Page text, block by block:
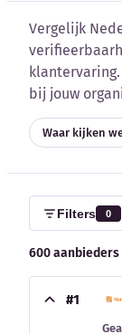
Kennisbank
Blog
Externe
Auteurs
Vergelijk
bij jouw
Waar kijken
Filters 0
600 aanbieders
#1